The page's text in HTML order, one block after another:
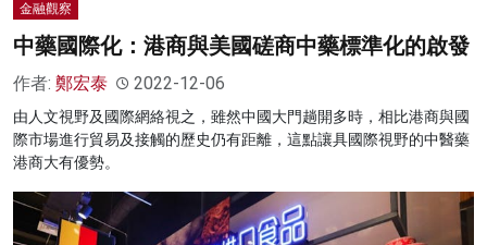
金融觀察
中藥國際化：港商與美國磋商中藥標準化的啟發
作者: 鄭宏泰 2022-12-06
由人文視野及國際網絡視之，雖然中國大門趟開多時，相比港商與國
際市場進行貿易及接觸的歷史仍有距離，這點讓具國際視野的中醫藥
港商大有優勢。